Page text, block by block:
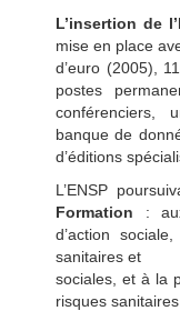
L’insertion de
mise en place
d’euro (2005),
postes
conférenciers,
banque de
d’éditions
L’ENSP
Formation :
d’action
sanitaires et
sociales, et à la
risques